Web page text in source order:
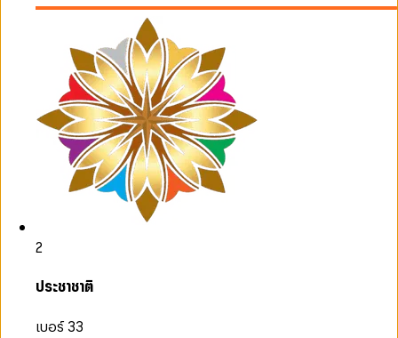
2
ประชาชาติ
เบอร์ 33